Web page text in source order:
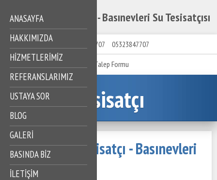
Basınevleri Tesisatçı - Basınevleri Su Tesisatçısı
ANASAYFA
HAKKIMIZDA
HIZMETLERIMIZ
REFERANSLARIMIZ
USTAYA SOR
BLOG
GALERİ
BASINDA BİZ
İLETİŞİM
05323847707 05323847707
Talep Formu
Tesisatçı
Basınevleri Tesisatçı - Basınevleri
Su Tesisatçısı